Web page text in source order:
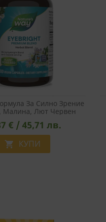
За Силно Зрение
Малина, Лют Червен
100 Капсули
€ / 45,71 лв.
 КУПИ